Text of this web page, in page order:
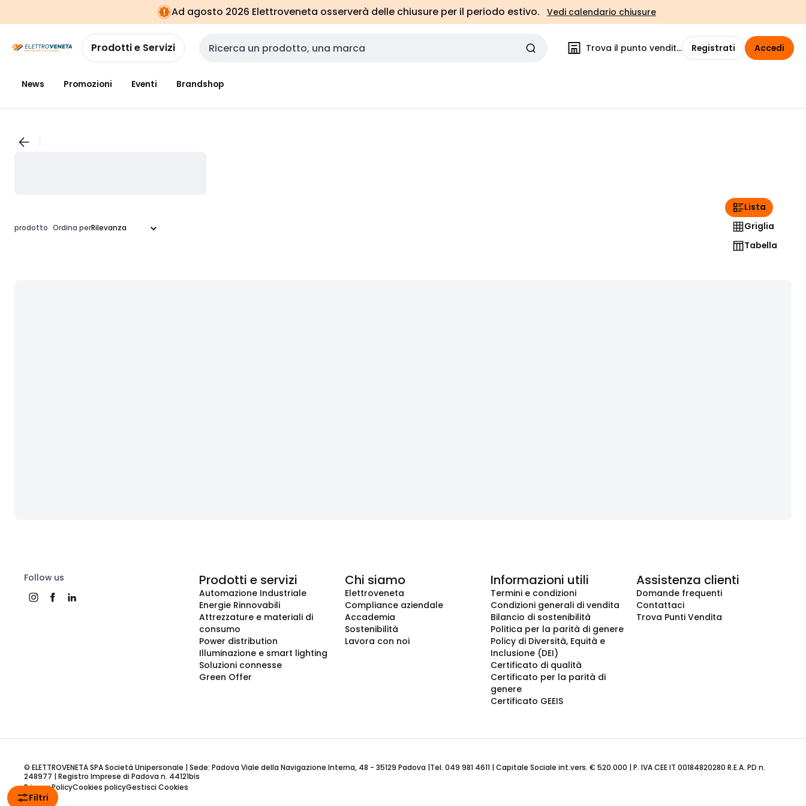
navigazionealla
pagina
Ad agosto 2026 Elettroveneta osserverà delle chiusure per il periodo estivo. Vedi calendario chiusure
Prodotti e Servizi Cerca input Trova il punto vendita Registrati Accedi
News Promozioni Eventi Brandshop
Filtri
prodotto Ordina per
Lista
Griglia
Tabella
Follow us Prodotti e servizi
Automazione Industriale
Energie Rinnovabili
Attrezzature e materiali di
consumo
Power distribution
Illuminazione e smart lighting
Soluzioni connesse
Green Offer
Chi siamo
Elettroveneta
Compliance aziendale
Accademia
Sostenibilità
Lavora con noi
Informazioni utili
Termini e condizioni
Condizioni generali di vendita
Bilancio di sostenibilità
Politica per la parità di genere
Policy di Diversità, Equità e
Inclusione (DEI)
Certificato di qualità
Certificato per la parità di
genere
Certificato GEEIS
Assistenza clienti
Domande frequenti
Contattaci
Trova Punti Vendita
© ELETTROVENETA SPA Società Unipersonale | Sede: Padova Viale della Navigazione Interna, 48 - 35129 Padova |Tel. 049 981 4611 | Capitale Sociale int.vers. € 520.000 | P. IVA CEE IT 00184820280 R.E.A. PD n.
248977 | Registro Imprese di Padova n. 44121bis
Privacy PolicyCookies policyGestisci Cookies